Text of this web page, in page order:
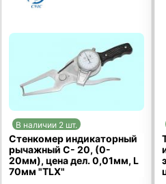
В наличии 2 шт.
Стенкомер индикаторный
рычажный С- 20, (0-
20мм), цена дел. 0,01мм, L
70мм "TLX"